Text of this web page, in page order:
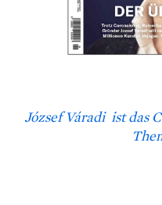
József Váradi ist das